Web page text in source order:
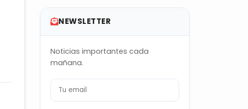
NEWSLETTER
Noticias importantes cada
mañana.